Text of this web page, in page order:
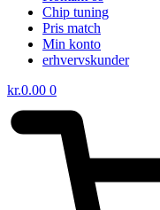
Chip tuning
Pris match
Min konto
erhvervskunder
kr.0.00 0